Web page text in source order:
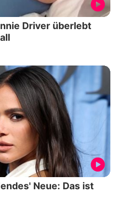
Driver überlebt
Neue: Das ist